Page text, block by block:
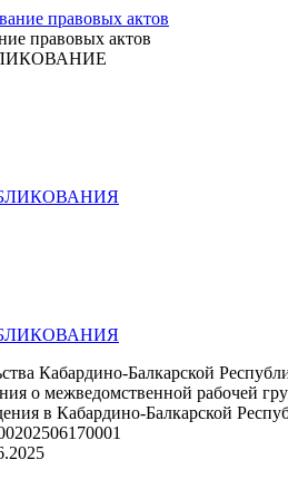
правовых актов
Кабардино-Балкарской
о межведомственной рабочей
в Кабардино-Балкарской